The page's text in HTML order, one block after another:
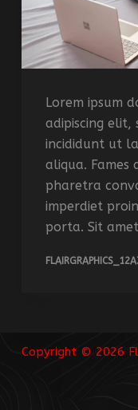
Lorem ipsum
adipiscing elit,
incididunt ut
aliqua. Fames
pharetra
imperdiet
porta. Sit
Copyright © 2026